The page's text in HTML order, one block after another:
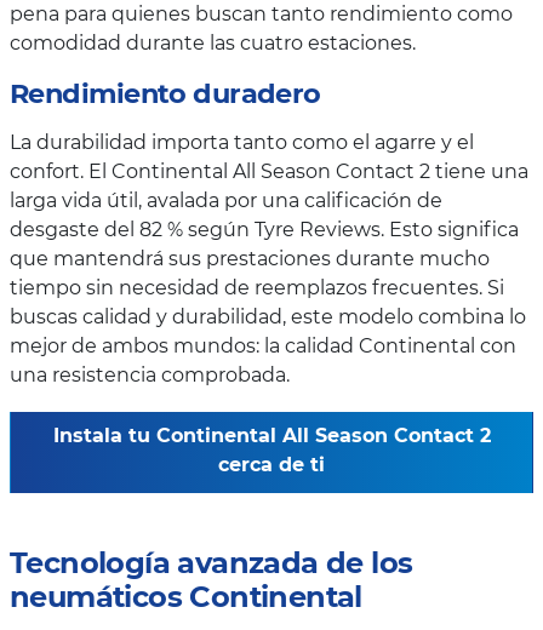
pena para quienes buscan tanto rendimiento como
comodidad durante las cuatro estaciones.
Rendimiento duradero
La durabilidad importa tanto como el agarre y el
confort. El Continental All Season Contact 2 tiene una
larga vida útil, avalada por una calificación de
desgaste del 82 % según Tyre Reviews. Esto significa
que mantendrá sus prestaciones durante mucho
tiempo sin necesidad de reemplazos frecuentes. Si
buscas calidad y durabilidad, este modelo combina lo
mejor de ambos mundos: la calidad Continental con
una resistencia comprobada.
Instala tu Continental All Season Contact 2
cerca de ti
Tecnología avanzada de los
neumáticos Continental